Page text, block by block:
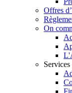
Offres
On